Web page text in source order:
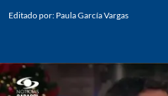
Editado por: Paula García Vargas